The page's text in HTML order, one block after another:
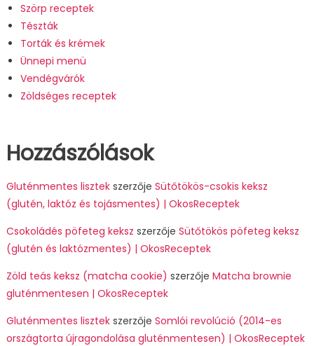
Szörp receptek
Tészták
Torták és krémek
Ünnepi menü
Vendégvárók
Zöldséges receptek
Hozzászólások
Gluténmentes lisztekszerzője Sütőtökös-csokis keksz
(glutén, laktóz és tojásmentes) | OkosReceptek
Csokoládés pöfeteg keksz szerzője Sütőtökös pöfeteg keksz
(glutén és laktózmentes) | OkosReceptek
Zöld teás keksz (matcha cookie) szerzője Matcha brownie
gluténmentesen | OkosReceptek
Gluténmentes lisztekszerzője Somlói revolúció (2014-es
országtorta újragondolása gluténmentesen) | OkosReceptek